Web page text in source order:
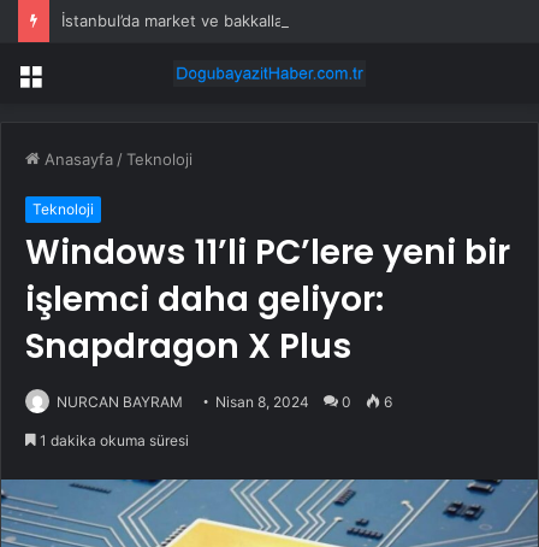
Menü
Anasayfa /Teknoloji
Teknoloji
Windows 11’li PC’lere yeni bir
işlemci daha geliyor:
Snapdragon X Plus
NURCAN BAYRAM Nisan 8, 2024 0 6
1 dakika okuma süresi